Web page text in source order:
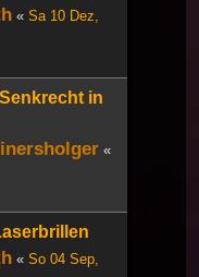
« Sa 10 Dez,
in
«
« So 04 Sep,